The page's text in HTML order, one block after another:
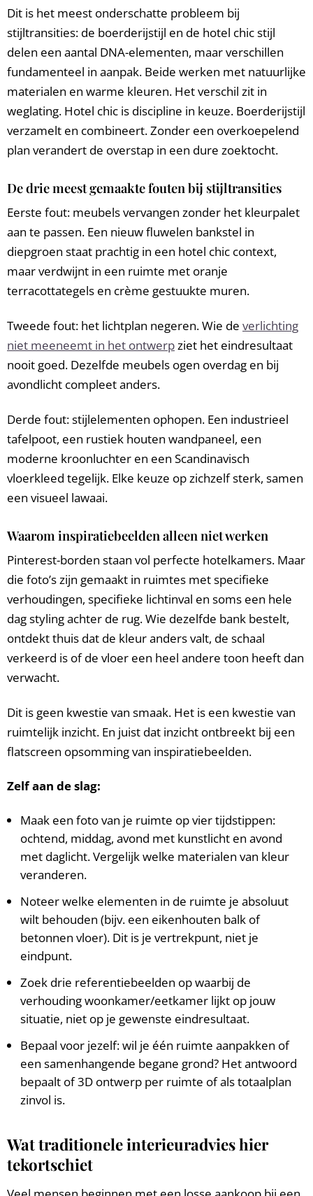
Dit is het meest onderschatte probleem bij
stijltransities: de boerderijstijl en de hotel chic stijl
delen een aantal DNA-elementen, maar verschillen
fundamenteel in aanpak. Beide werken met natuurlijke
materialen en warme kleuren. Het verschil zit in
weglating. Hotel chic is discipline in keuze. Boerderijstijl
verzamelt en combineert. Zonder een overkoepelend
plan verandert de overstap in een dure zoektocht.
De drie meest gemaakte fouten bij stijltransities
Eerste fout: meubels vervangen zonder het kleurpalet
aan te passen. Een nieuw fluwelen bankstel in
diepgroen staat prachtig in een hotel chic context,
maar verdwijnt in een ruimte met oranje
terracottategels en crème gestuukte muren.
Tweede fout: het lichtplan negeren. Wie de verlichting
niet meeneemt in het ontwerpziet het eindresultaat
nooit goed. Dezelfde meubels ogen overdag en bij
avondlicht compleet anders.
Derde fout: stijlelementen ophopen. Een industrieel
tafelpoot, een rustiek houten wandpaneel, een
moderne kroonluchter en een Scandinavisch
vloerkleed tegelijk. Elke keuze op zichzelf sterk, samen
een visueel lawaai.
Waarom inspira­tiebeelden alleen niet werken
Pinterest-borden staan vol perfecte hotelkamers. Maar
die foto’s zijn gemaakt in ruimtes met specifieke
verhoudingen, specifieke lichtinval en soms een hele
dag styling achter de rug. Wie dezelfde bank bestelt,
ontdekt thuis dat de kleur anders valt, de schaal
verkeerd is of de vloer een heel andere toon heeft dan
verwacht.
Dit is geen kwestie van smaak. Het is een kwestie van
ruimtelijk inzicht. En juist dat inzicht ontbreekt bij een
flatscreen opsomming van inspiratiebeelden.
Zelf aan de slag:
Maak een foto van je ruimte op vier tijdstippen:
ochtend, middag, avond met kunstlicht en avond
met daglicht. Vergelijk welke materialen van kleur
veranderen.
Noteer welke elementen in de ruimte je absoluut
wilt behouden (bijv. een eikenhouten balk of
betonnen vloer). Dit is je vertrekpunt, niet je
eindpunt.
Zoek drie referentiebeelden op waarbij de
verhouding woonkamer/eetkamer lijkt op jouw
situatie, niet op je gewenste eindresultaat.
Bepaal voor jezelf: wil je één ruimte aanpakken of
een samenhangende begane grond? Het antwoord
bepaalt of 3D ontwerp per ruimte of als totaalplan
zinvol is.
Wat traditionele interieuradvies hier
tekortschiet